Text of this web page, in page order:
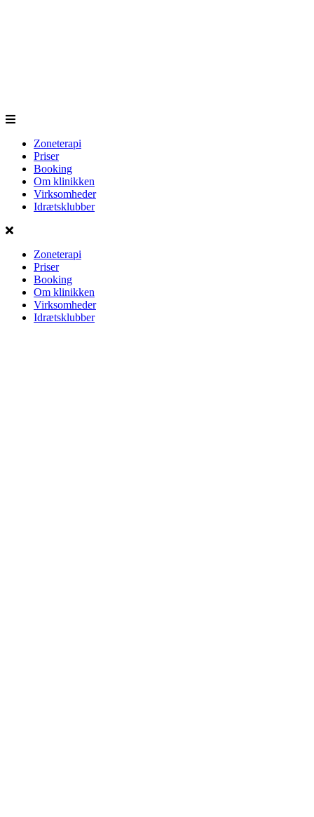
Zoneterapi
Priser
Booking
Om klinikken
Virksomheder
Idrætsklubber
Zoneterapi
Priser
Booking
Om klinikken
Virksomheder
Idrætsklubber